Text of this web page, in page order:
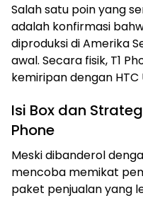
Salah satu poin yang
adalah konfirmasi
diproduksi di Amerika
awal. Secara fisik, T1
kemiripan dengan HTC
Isi Box dan
Phone
Meski dibanderol
mencoba memikat
paket penjualan yang